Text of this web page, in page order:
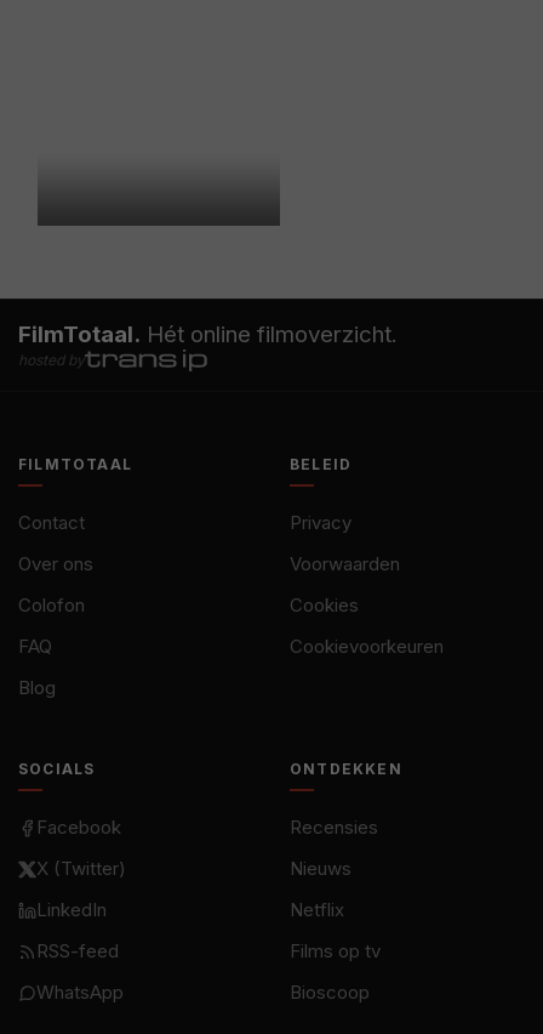
FilmTotaal. Hét online filmoverzicht.
hosted by
FILMTOTAAL
Contact
Over ons
Colofon
FAQ
Blog
BELEID
Privacy
Voorwaarden
Cookies
Cookievoorkeuren
SOCIALS
Facebook
X (Twitter)
LinkedIn
RSS-feed
WhatsApp
ONTDEKKEN
Recensies
Nieuws
Netflix
Films op tv
Bioscoop